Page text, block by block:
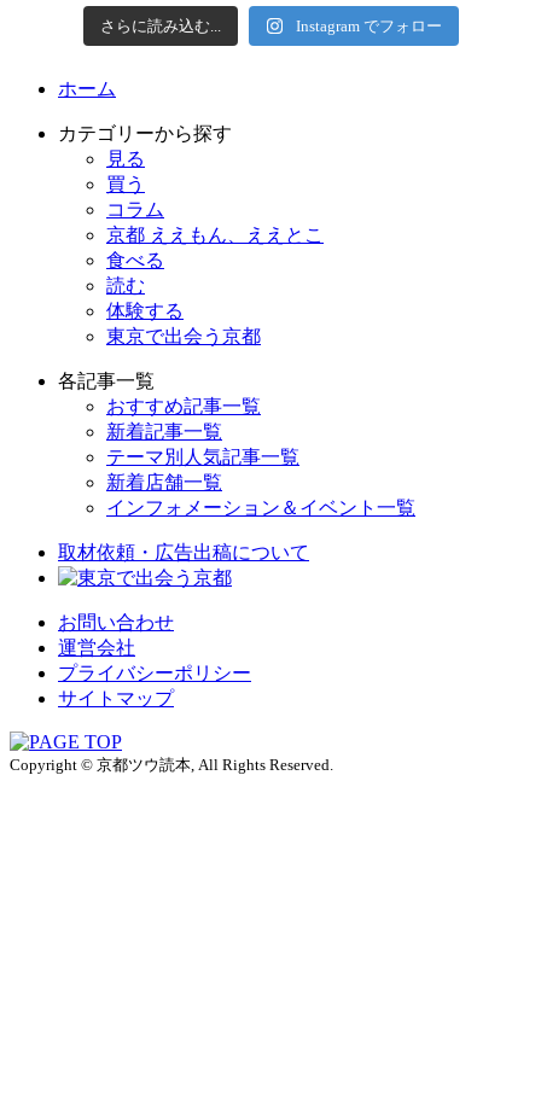
さらに読み込む... Instagram でフォロー
ホーム
カテゴリーから探す
見る
買う
コラム
京都 ええもん、ええとこ
食べる
読む
体験する
東京で出会う京都
各記事一覧
おすすめ記事一覧
新着記事一覧
テーマ別人気記事一覧
新着店舗一覧
インフォメーション＆イベント一覧
取材依頼・広告出稿について
お問い合わせ
運営会社
プライバシーポリシー
サイトマップ
Copyright © 京都ツウ読本, All Rights Reserved.